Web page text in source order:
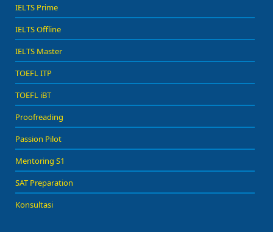
IELTS Prime
IELTS Offline
IELTS Master
TOEFL ITP
TOEFL iBT
Proofreading
Passion Pilot
Mentoring S1
SAT Preparation
Konsultasi